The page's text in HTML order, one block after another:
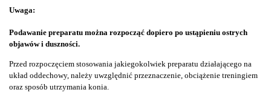
Uwaga:
Podawanie preparatu można rozpocząć dopiero po ustąpieniu ostrych
objawów i duszności.
Przed rozpoczęciem stosowania jakiegokolwiek preparatu działającego na
układ oddechowy, należy uwzględnić przeznaczenie, obciążenie treningiem
oraz sposób utrzymania konia.